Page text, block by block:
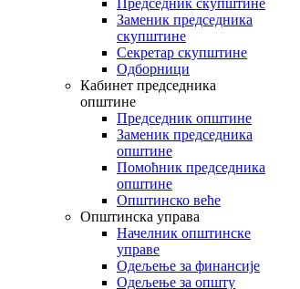
Председник скупштине
Заменик председника
скупштине
Секретар скупштине
Одборници
Кабинет председника
општине
Председник општине
Заменик председника
општине
Помоћник председника
општине
Општинско веће
Општинска управа
Начелник општинске
управе
Одељење за финансије
Одељење за општу